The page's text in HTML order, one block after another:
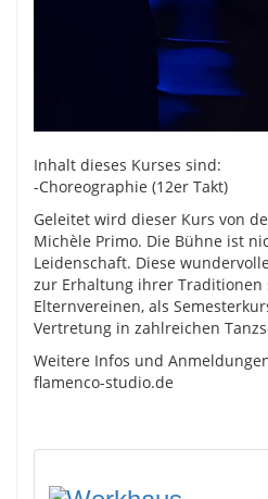
Inhalt dieses Kurses sind:
-Choreographie (12er Takt)
Geleitet wird dieser Kurs von
Michèle Primo. Die Bühne ist
Leidenschaft. Diese
zur Erhaltung ihrer Traditionen
Elternvereinen, als
Vertretung in zahlreichen
Weitere Infos und
flamenco-studio.de